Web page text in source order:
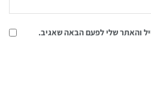
והאתר שלי לפעם הבאה שאגיב.